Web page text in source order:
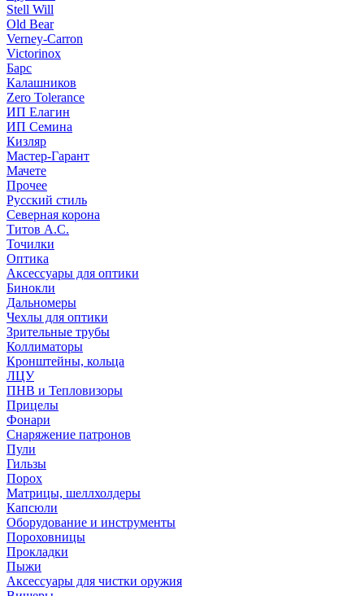
Stell Will
Old Bear
Verney-Carron
Victorinox
Барс
Калашников
Zero Tolerance
ИП Елагин
ИП Семина
Кизляр
Мастер-Гарант
Мачете
Прочее
Русский стиль
Северная корона
Титов А.С.
Точилки
Оптика
Аксессуары для оптики
Бинокли
Дальномеры
Чехлы для оптики
Зрительные трубы
Коллиматоры
Кронштейны, кольца
ЛЦУ
ПНВ и Тепловизоры
Прицелы
Фонари
Снаряжение патронов
Пули
Гильзы
Порох
Матрицы, шеллхолдеры
Капсюли
Оборудование и инструменты
Пороховницы
Прокладки
Пыжи
Аксессуары для чистки оружия